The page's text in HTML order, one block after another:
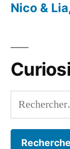
Nico &
Rechercher :